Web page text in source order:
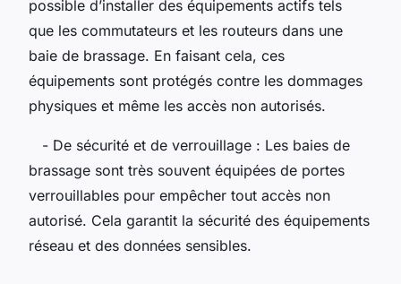
possible d’installer des équipements actifs tels
que les commutateurs et les routeurs dans une
baie de brassage. En faisant cela, ces
équipements sont protégés contre les dommages
physiques et même les accès non autorisés.
- De sécurité et de verrouillage : Les baies de
brassage sont très souvent équipées de portes
verrouillables pour empêcher tout accès non
autorisé. Cela garantit la sécurité des équipements
réseau et des données sensibles.